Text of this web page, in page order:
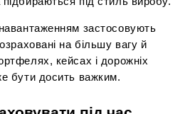
застосовують
на більшу вагу й
кейсах і дорожніх
бути досить важким.